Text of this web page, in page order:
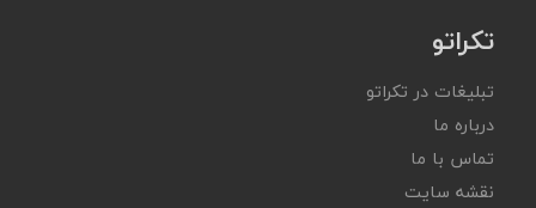
تکراتو
تبلیغات در تکراتو
درباره ما
تماس با ما
نقشه سایت